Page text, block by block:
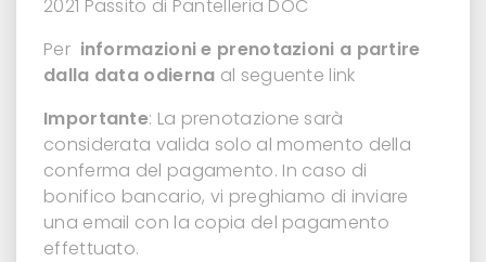
2021 Passito di Pantelleria DOC
Per informazioni e prenotazioni a partire
dalla data odierna al seguente link
Importante: La prenotazione sarà
considerata valida solo al momento della
conferma del pagamento. In caso di
bonifico bancario, vi preghiamo di inviare
una email con la copia del pagamento
effettuato.